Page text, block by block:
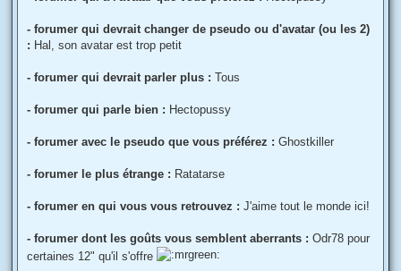
- forumer qui devrait changer de pseudo ou d'avatar (ou les 2)
: Hal, son avatar est trop petit
- forumer qui devrait parler plus : Tous
- forumer qui parle bien : Hectopussy
- forumer avec le pseudo que vous préférez : Ghostkiller
- forumer le plus étrange : Ratatarse
- forumer en qui vous vous retrouvez : J'aime tout le monde ici!
- forumer dont les goûts vous semblent aberrants : Odr78 pour
certaines 12" qu'il s'offre